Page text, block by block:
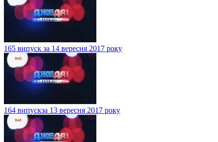
165 випуск за 14 вересня 2017 року
164 випускза 13 вересня 2017 року